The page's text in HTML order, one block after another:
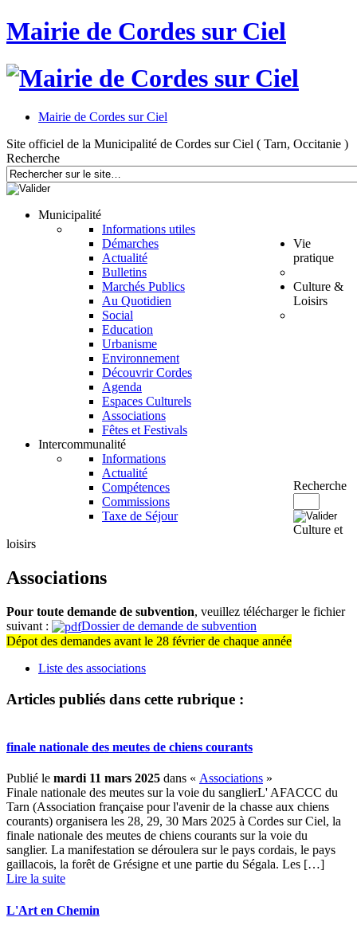
Mairie de Cordes sur Ciel
Mairie de Cordes sur Ciel
Site officiel de la Municipalité de Cordes sur Ciel ( Tarn, Occitanie )
Recherche
Municipalité
Informations utiles
Démarches
Actualité
Bulletins
Marchés Publics
Vie
pratique
Au Quotidien
Social
Education
Urbanisme
Environnement
Culture &
Loisirs
Découvrir Cordes
Agenda
Espaces Culturels
Associations
Fêtes et Festivals
Intercommunalité
Informations
Actualité
Compétences
Commissions
Taxe de Séjour
Recherche
Culture et
loisirs
Associations
Pour toute demande de subvention, veuillez télécharger le fichier
suivant :
Dossier de demande de subvention
Dépot des demandes avant le 28 février de chaque année
Liste des associations
Articles publiés dans cette rubrique :
finale nationale des meutes de chiens courants
Publié le mardi 11 mars 2025 dans « Associations »
Finale nationale des meutes sur la voie du sanglierL' AFACCC du
Tarn (Association française pour l'avenir de la chasse aux chiens
courants) organisera les 28, 29, 30 Mars 2025 à Cordes sur Ciel, la
finale nationale des meutes de chiens courants sur la voie du
sanglier. La manifestation se déroulera sur le pays cordais, le pays
gaillacois, la forêt de Grésigne et une partie du Ségala. Les […] ­
Lire la suite
L'Art en Chemin